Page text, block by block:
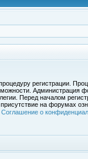
регистрации.
Администрация
Перед началом
на форумах
Соглашение о